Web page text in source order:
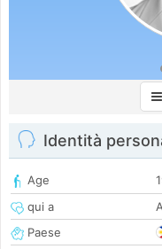
Identità
Age
qui a
Paese